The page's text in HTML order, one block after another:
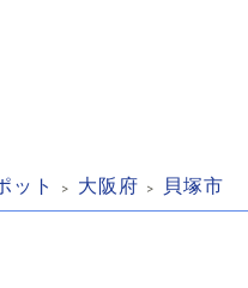
ット 大阪府 貝塚市